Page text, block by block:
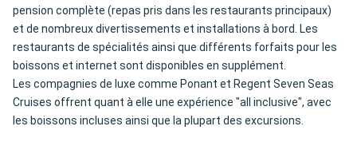
pension complète (repas pris dans les restaurants principaux)
et de nombreux divertissements et installations à bord. Les
restaurants de spécialités ainsi que différents forfaits pour les
boissons et internet sont disponibles en supplément.
Les compagnies de luxe comme Ponant et Regent Seven Seas
Cruises offrent quant à elle une expérience "all inclusive", avec
les boissons incluses ainsi que la plupart des excursions.